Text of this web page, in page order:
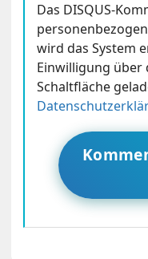
Das DISQUS-
wird das System
Einwilligung über
Schaltfläche